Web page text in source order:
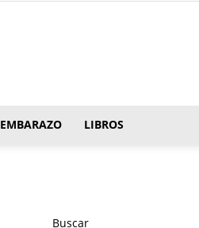
EMBARAZO LIBROS
Buscar